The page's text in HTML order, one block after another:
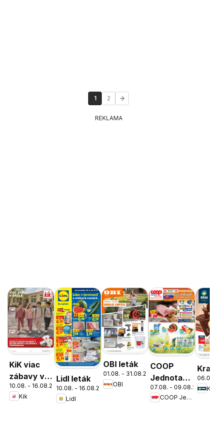
1 2
REKLAMA
KiK viac
zábavy v
škole
10.08. - 16.08.2026
Kik
Lidl leták
10.08. - 16.08.2026
Lidl
OBI leták
01.08. - 31.08.2026
OBI
COOP
Jednota
cez víkend
ešte
07.08. - 09.08.2026
COOP Jednota
Kraj
06.08.
Kraj